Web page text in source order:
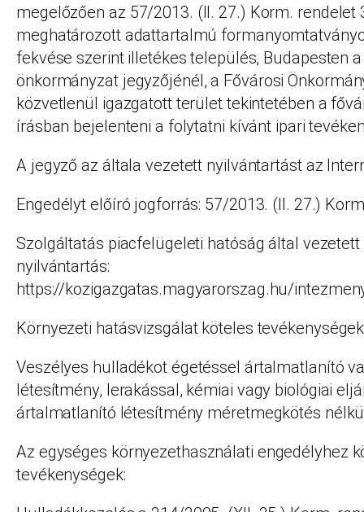
megelőzően az 57/2013. (II. 27.) Korm. rendelet
meghatározott adattartalmú
fekvése szerint illetékes település, Budapesten
önkormányzat jegyzőjénél, a Fővárosi
közvetlenül igazgatott terület tekintetében a
írásban bejelenteni a folytatni kívánt ipari
A jegyző az általa vezetett nyilvántartást az
Engedélyt előíró jogforrás: 57/2013. (II. 27.)
Szolgáltatás piacfelügeleti hatóság által
nyilvántartás:
https://kozigazgatas.magyarorszag.hu/
Környezeti hatásvizsgálat köteles
Veszélyes hulladékot égetéssel ártalmatlanító
létesítmény, lerakással, kémiai vagy biológiai
ártalmatlanító létesítmény méretmegkötés
Az egységes környezethasználati engedélyhez
tevékenységek: